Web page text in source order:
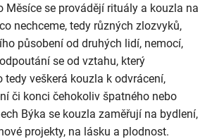
Měsíce se provádějí rituály a kouzla na
nechceme, tedy různých zlozvyků,
působení od druhých lidí, nemocí,
se od vztahu, který
tedy veškerá kouzla k odvrácení,
či konci čehokoliv špatného nebo
Býka se kouzla zaměřují na bydlení,
projekty, na lásku a plodnost.